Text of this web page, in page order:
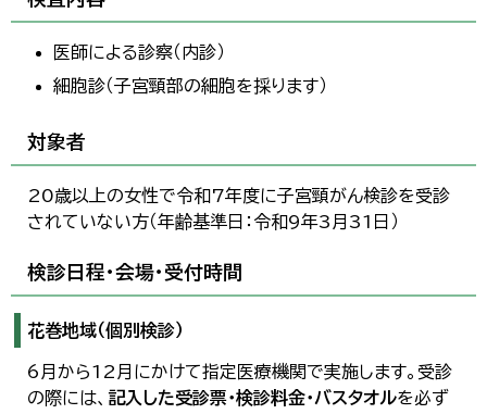
医師による診察（内診）
細胞診（子宮頸部の細胞を採ります）
対象者
20歳以上の女性で令和7年度に子宮頸がん検診を受診
されていない方（年齢基準日：令和9年3月31日）
検診日程・会場・受付時間
花巻地域（個別検診）
6月から12月にかけて指定医療機関で実施します。受診
の際には、 記入した受診票・検診料金・バスタオルを必ず